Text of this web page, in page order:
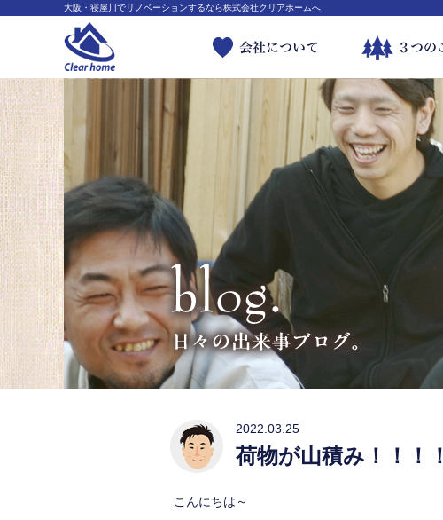
大阪・寝屋川でリノベーションするなら株式会社クリアホームへ
2022.03.25
荷物が山積み！！！！
こんにちは～